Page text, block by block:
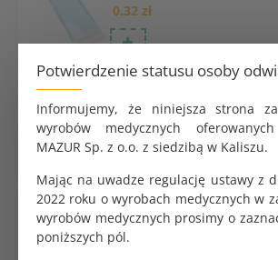
Potwierdzenie statusu osoby
Informujemy, że niniejsza strona
wyrobów medycznych
MAZUR Sp. z o.o. z siedzibą w Kaliszu.
Mając na uwadze regulację ustawy z
2022 roku o wyrobach medycznych w
wyrobów medycznych prosimy o
poniższych pól.
0.32 zł
szeroki 5,5cm
84.05 zł
Sekusept Activ preparat do
1,5kg
273.40 zł